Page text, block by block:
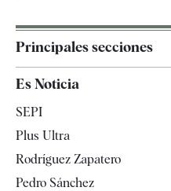
Principales secciones
Televisión
Es Noticia
SEPI
Plus Ultra
Rodríguez Zapatero
Pedro Sánchez